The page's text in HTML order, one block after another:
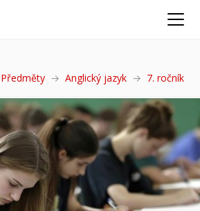
Předměty Anglický jazyk 7. ročník